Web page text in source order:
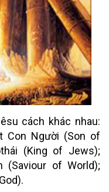
cách khác nhau:
Con Người (Son of
(King of Jews);
of World);